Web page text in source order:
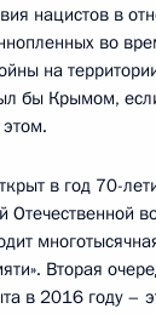
нацистов в
во
на
бы Крымом,
в год 70-
Отечественной
Вторая
в 2016 году –